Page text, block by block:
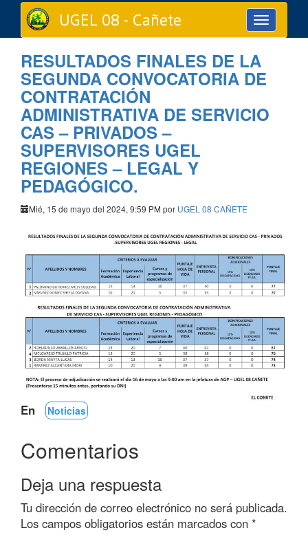
Toggle
navigation
UGEL 08 - Cañete
RESULTADOS FINALES DE LA
SEGUNDA CONVOCATORIA DE
CONTRATACIÓN
ADMINISTRATIVA DE SERVICIO
CAS – PRIVADOS –
SUPERVISORES UGEL
REGIONES – LEGAL Y
PEDAGÓGICO.
Mié, 15 de mayo del 2024, 9:59 PM por UGEL 08 CAÑETE
En Noticias
Comentarios
Deja una respuesta
Tu dirección de correo electrónico no será publicada.
Los campos obligatorios están marcados con *